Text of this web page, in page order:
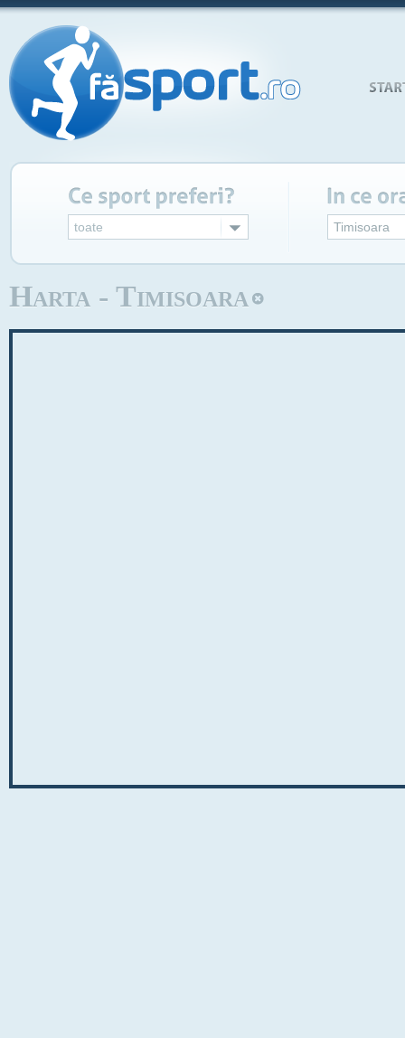
toate Timisoara
Harta - Timisoara